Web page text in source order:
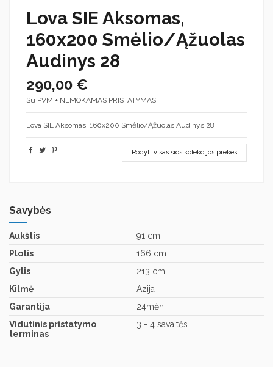
Lova SIE Aksomas,
160x200 Smėlio/Ąžuolas
Audinys 28
290,00 €
Su PVM + NEMOKAMAS PRISTATYMAS
Lova SIE Aksomas, 160x200 Smėlio/Ąžuolas Audinys 28
Rodyti visas šios kolekcijos prekes
Savybės
Aukštis
91 cm
Plotis
166 cm
Gylis
213 cm
Kilmė
Azija
Garantija
24mėn.
Vidutinis pristatymo
terminas
3 - 4 savaitės